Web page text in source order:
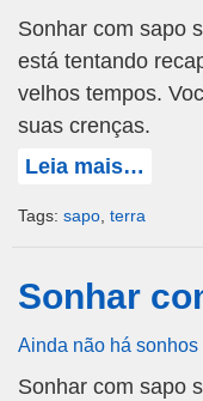
Sonhar com sapo
está tentando
velhos tempos.
suas crenças.
Leia mais…
Tags: sapo, terra
Sonhar
Ainda não há
Sonhar com sapo